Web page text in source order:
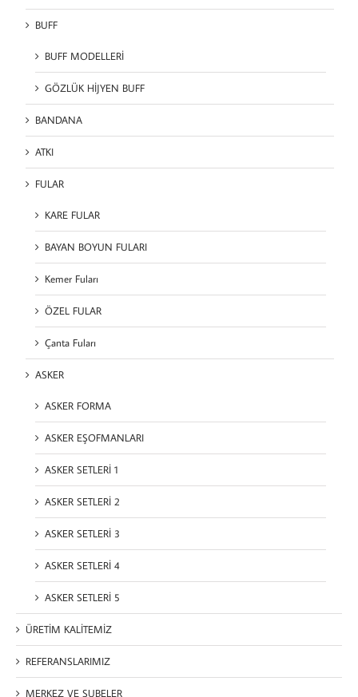
BUFF
BUFF MODELLERİ
GÖZLÜK HİJYEN BUFF
BANDANA
ATKI
FULAR
KARE FULAR
BAYAN BOYUN FULARI
Kemer Fuları
ÖZEL FULAR
Çanta Fuları
ASKER
ASKER FORMA
ASKER EŞOFMANLARI
ASKER SETLERİ 1
ASKER SETLERİ 2
ASKER SETLERİ 3
ASKER SETLERİ 4
ASKER SETLERİ 5
ÜRETİM KALİTEMİZ
REFERANSLARIMIZ
MERKEZ VE ŞUBELER